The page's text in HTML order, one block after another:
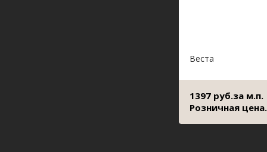
Веста
1397 руб.за м.п.
Розничная цена.